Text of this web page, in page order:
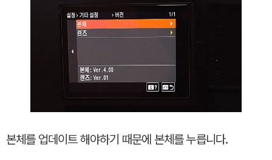
본체를 업데이트 해야하기 때문에 본체를 누릅니다.